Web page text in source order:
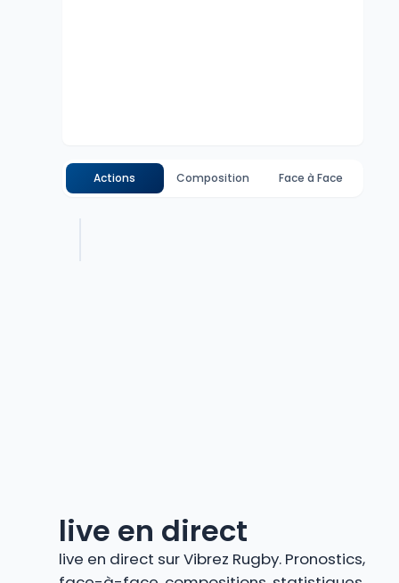
Actions Composition Face à Face
live en direct
live en direct sur Vibrez Rugby. Pronostics,